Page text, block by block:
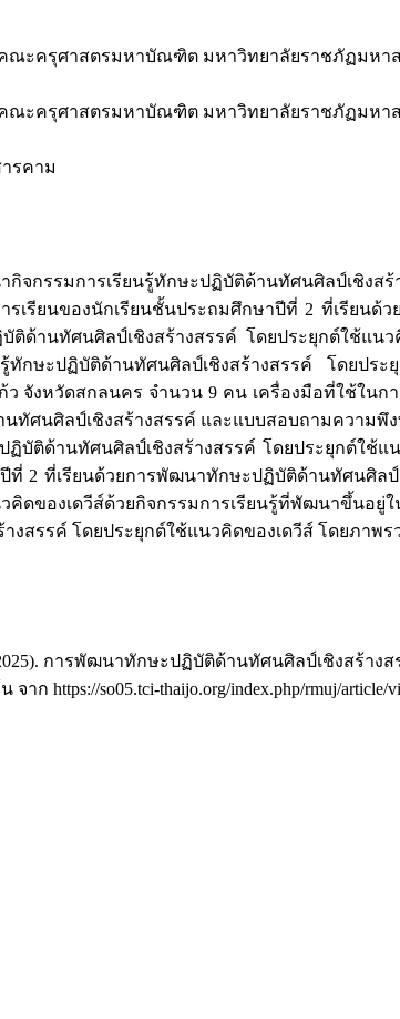
ณะครุศาสตรมหาบัณฑิต มหาวิทยาลัยราชภัฏมหา
ณะครุศาสตรมหาบัณฑิต มหาวิทยาลัยราชภัฏมหา
รคาม
รรมการเรียนรู้ทักษะปฏิบัติด้านทัศนศิลป์เชิงส
รเรียนของนักเรียนชั้นประถมศึกษาปีที่ 2 ที่เรียน
ด้านทัศนศิลป์เชิงสร้างสรรค์ โดยประยุกต์ใช้แ
กษะปฏิบัติด้านทัศนศิลป์เชิงสร้างสรรค์ โดยปร
จังหวัดสกลนคร จำนวน 9 คน เครื่องมือที่ใช้ในก
ทัศนศิลป์เชิงสร้างสรรค์ และแบบสอบถามความพึ
ด้านทัศนศิลป์เชิงสร้างสรรค์ โดยประยุกต์ใช้แ
ที่ 2 ที่เรียนด้วยการพัฒนาทักษะปฏิบัติด้านทัศนศิล
คิดของเดวีส์ด้วยกิจกรรมการเรียนรู้ที่พัฒนาขึ้นอ
สรรค์ โดยประยุกต์ใช้แนวคิดของเดวีส์ โดยภาพร
การพัฒนาทักษะปฏิบัติด้านทัศนศิลป์เชิงสร้า
จาก https://so05.tci-thaijo.org/index.php/rmuj/article/